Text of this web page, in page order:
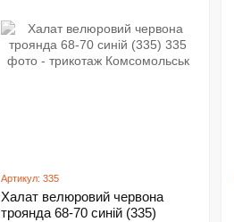
Артикул: 335
Халат велюровий червона
троянда 68-70 синій (335)